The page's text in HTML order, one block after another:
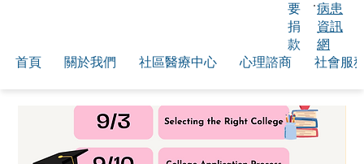
首頁 關於我們 社區醫療中心 心理諮商 社會服
要
捐
款
病患
資訊
網